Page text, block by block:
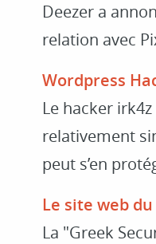
Deezer a
relation avec
Wordpress
Le hacker
relativement
peut s’en
Le site web
La "Greek